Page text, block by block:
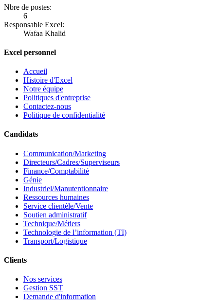
Nbre de postes:
6
Responsable Excel:
Wafaa Khalid
Excel personnel
Accueil
Histoire d'Excel
Notre équipe
Politiques d'entreprise
Contactez-nous
Politique de confidentialité
Candidats
Communication/Marketing
Directeurs/Cadres/Superviseurs
Finance/Comptabilité
Génie
Industriel/Manutentionnaire
Ressources humaines
Service clientèle/Vente
Soutien administratif
Technique/Métiers
Technologie de l’information (TI)
Transport/Logistique
Clients
Nos services
Gestion SST
Demande d'information